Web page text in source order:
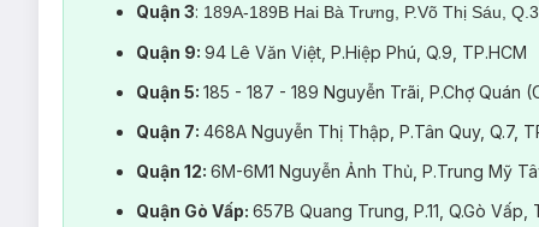
Quận 3: 189A-189B Hai Bà Trưng, P.Võ Thị Sáu,
Quận 9: 94 Lê Văn Việt, P.Hiệp Phú, Q.9, TP.HCM
Quận 5: 185 - 187 - 189 Nguyễn Trãi, P.Chợ Quán
Quận 7: 468A Nguyễn Thị Thập, P.Tân Quy, Q.7,
Quận 12: 6M-6M1 Nguyễn Ảnh Thủ, P.Trung Mỹ
Quận Gò Vấp: 657B Quang Trung, P.11, Q.Gò Vấp,